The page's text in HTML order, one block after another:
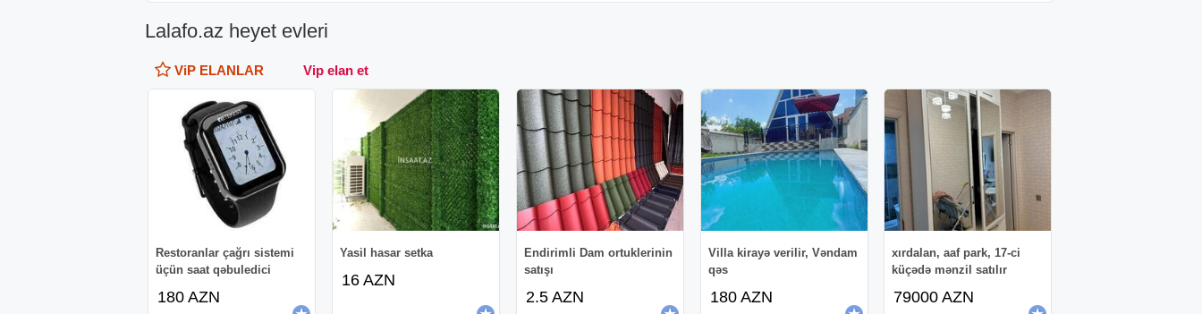
Lalafo.az heyet evleri
ViP ELANLAR Vip elan et
Restoranlar çağrı sistemi
üçün saat qəbuledici
180 AZN
Yasil hasar setka
16 AZN
Endirimli Dam ortuklerinin
satışı
2.5 AZN
Villa kirayə verilir, Vəndam
qəs
180 AZN
xırdalan, aaf park, 17-ci
küçədə mənzil satılır
79000 AZN